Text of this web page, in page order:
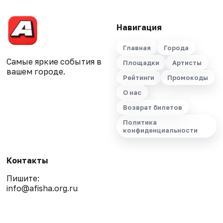
Самые яркие события в
вашем городе.
Навигация
Главная
Города
Площадки
Артисты
Рейтинги
Промокоды
О нас
Возврат билетов
Политика
конфиденциальности
Контакты
Пишите:
info@afisha.org.ru